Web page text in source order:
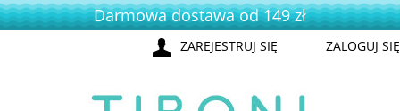
Darmowa dostawa od 149 zł
ZAREJESTRUJ SIĘ ZALOGUJ SIĘ